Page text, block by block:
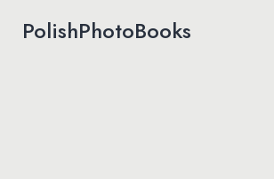
PolishPhotoBooks
Polish